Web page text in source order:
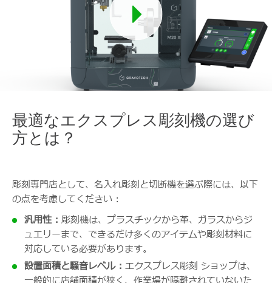
最適なエクスプレス彫刻機の選び
方とは？
彫刻専門店として、名入れ彫刻と切断機を選ぶ際には、以下
の点を考慮してください :
汎用性 : 彫刻機は、プラスチックから革、ガラスからジ
ュエリーまで、できるだけ多くのアイテムや彫刻材料に
対応している必要があります。
設置面積と騒音レベル : エクスプレス彫刻 ショップは、